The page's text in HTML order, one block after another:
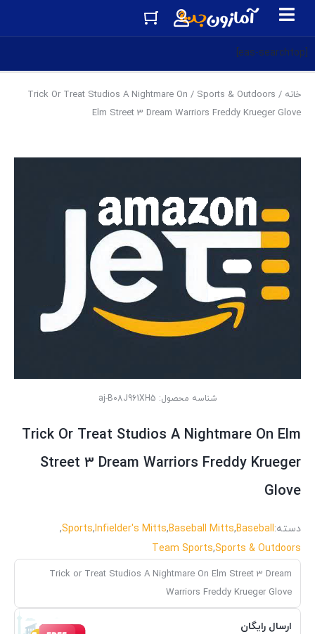
[eas-searchtop]
خانه /
Sports & Outdoors
/ Trick Or Treat Studios A Nightmare On
Elm Street 3 Dream Warriors Freddy Krueger Glove
شناسه محصول: aj-B08J961XH5
Trick Or Treat Studios A Nightmare On Elm
Street 3 Dream Warriors Freddy Krueger
Glove
دسته:Baseball
,
Baseball Mitts
,
Infielder's Mitts
,
Sports
,
Sports & Outdoors
,
Team Sports
Trick or Treat Studios A Nightmare On Elm Street 3 Dream
Warriors Freddy Krueger Glove
ارسال رایگان